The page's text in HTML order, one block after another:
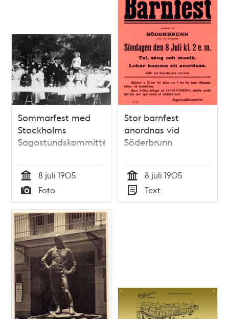
Sommarfest med
Stockholms
Sagostundskommitté
Tid
8 juli 1905
Typ
Foto
Stor barnfest
anordnas vid
Söderbrunn
Tid
8 juli 1905
Typ
Text